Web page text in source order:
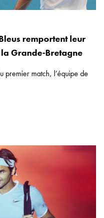
remportent leur
Grande-Bretagne
premier match, l’équipe de